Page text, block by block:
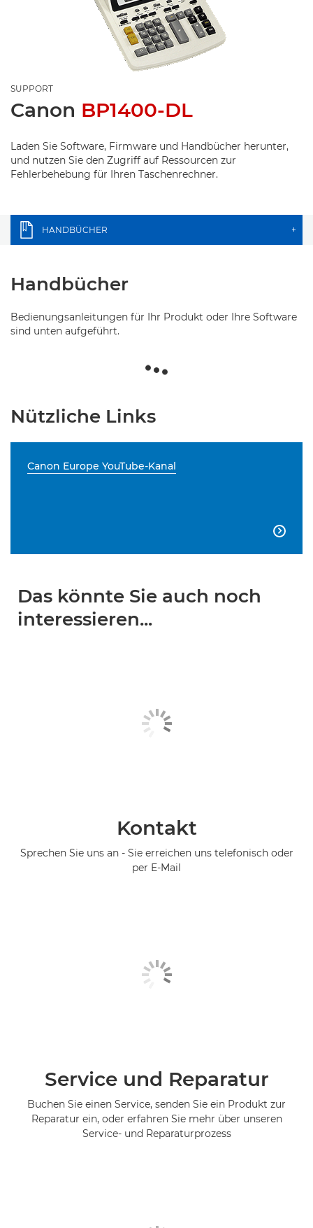
SUPPORT
Canon BP1400-DL
Laden Sie Software, Firmware und Handbücher herunter,
und nutzen Sie den Zugriff auf Ressourcen zur
Fehlerbehebung für Ihren Taschenrechner.
HANDBÜCHER +
Handbücher
Bedienungsanleitungen für Ihr Produkt oder Ihre Software
sind unten aufgeführt.
Nützliche Links
Canon Europe YouTube-Kanal

Das könnte Sie auch noch
interessieren...
Kontakt
Sprechen Sie uns an - Sie erreichen uns telefonisch oder
per E-Mail
Service und Reparatur
Buchen Sie einen Service, senden Sie ein Produkt zur
Reparatur ein, oder erfahren Sie mehr über unseren
Service- und Reparaturprozess